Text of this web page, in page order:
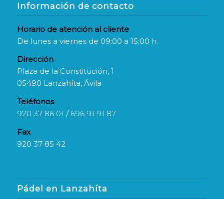
Información de contacto
Horario de atención al cliente
De lunes a viernes de 09:00 a 15:00 h.
Dirección
Plaza de la Constitución, 1
05490 Lanzahíta, Ávila
Teléfonos
920 37 86 01 / 696 91 91 87
Fax
920 37 85 42
Pádel en Lanzahíta